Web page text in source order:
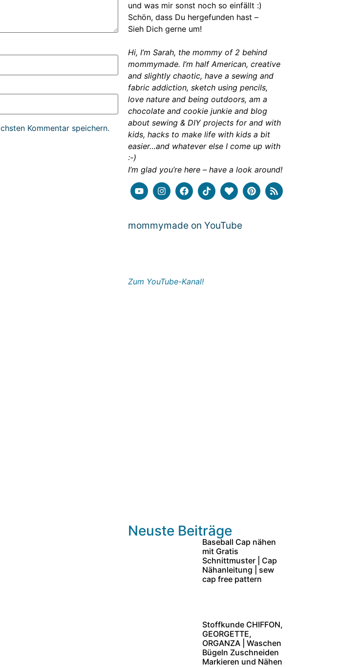
und was mir sonst noch so einfällt :)
Schön, dass Du hergefunden hast –
Sieh Dich gerne um!
Hi, I’m Sarah, the mommy of 2 behind
mommymade. I’m half American, creative
and slightly chaotic, have a sewing and
fabric addiction, sketch using pencils,
love nature and being outdoors, am a
chocolate and cookie junkie and blog
about sewing & DIY projects for and with
kids, hacks to make life with kids a bit
easier…and whatever else I come up with
:-)
I’m glad you’re here – have a look around!
mommymade on YouTube
Zum YouTube-Kanal!
Neuste Beiträge
Baseball Cap nähen
mit Gratis
Schnittmuster | Cap
Nähanleitung | sew
cap free pattern
Stoffkunde CHIFFON,
GEORGETTE,
ORGANZA | Waschen
Bügeln Zuschneiden
Markieren und Nähen
Kommentar speichern.